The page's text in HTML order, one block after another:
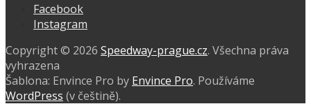
Facebook
Instagram
Copyright © 2026 Speedway-prague.cz. Všechna práva
vyhrazena
Šablona: Envince Pro by Envince Pro. Používáme
WordPress (v češtině).